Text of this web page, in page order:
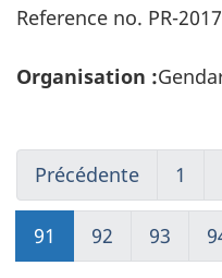
Reference no. PR-
Organisation :
Précédente
to
page
90
1
1
91
to
92
to
93
to